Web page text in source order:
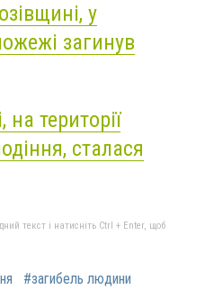
у
загинув
на території
сталася
текст і натисніть Ctrl + Enter, щоб
#загибель людини